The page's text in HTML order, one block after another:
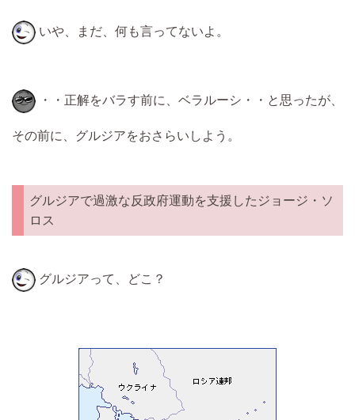
いや、まだ、何も言ってないよ。
・・正解をバラす前に、ベラルーシ・・と思ったが、
その前に、グルジアをおさらいしよう。
グルジアで過激な反政府運動を支援したジョージ・ソ
ロス
グルジアって、どこ？